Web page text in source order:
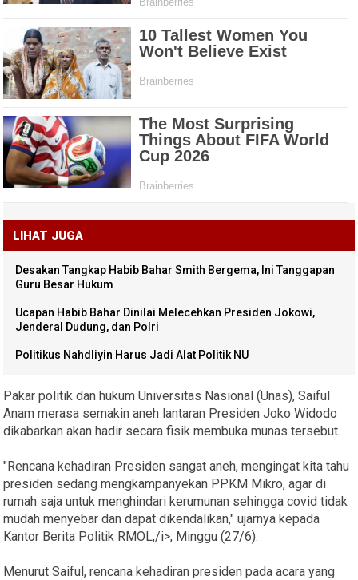
LIHAT JUGA
Desakan Tangkap Habib Bahar Smith Bergema, Ini Tanggapan
Guru Besar Hukum
Ucapan Habib Bahar Dinilai Melecehkan Presiden Jokowi,
Jenderal Dudung, dan Polri
Politikus Nahdliyin Harus Jadi Alat Politik NU
Pakar politik dan hukum Universitas Nasional (Unas), Saiful
Anam merasa semakin aneh lantaran Presiden Joko Widodo
dikabarkan akan hadir secara fisik membuka munas tersebut.
"Rencana kehadiran Presiden sangat aneh, mengingat kita tahu
presiden sedang mengkampanyekan PPKM Mikro, agar di
rumah saja untuk menghindari kerumunan sehingga covid tidak
mudah menyebar dan dapat dikendalikan," ujarnya kepada
Kantor Berita Politik RMOL,/i>, Minggu (27/6).
Menurut Saiful, rencana kehadiran presiden pada acara yang